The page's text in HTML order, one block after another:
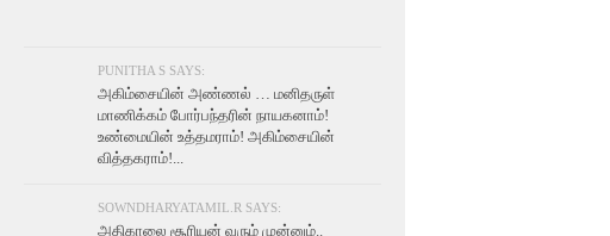
PUNITHA S SAYS:
அகிம்சையின் அண்ணல் … மனிதருள்
மாணிக்கம் போர்பந்தரின் நாயகனாம்!
உண்மையின் உத்தமராம்! அகிம்சையின்
வித்தகராம்!...
SOWNDHARYATAMIL.R SAYS:
அதிகாலை சூரியன் வரும் முன்னும்..